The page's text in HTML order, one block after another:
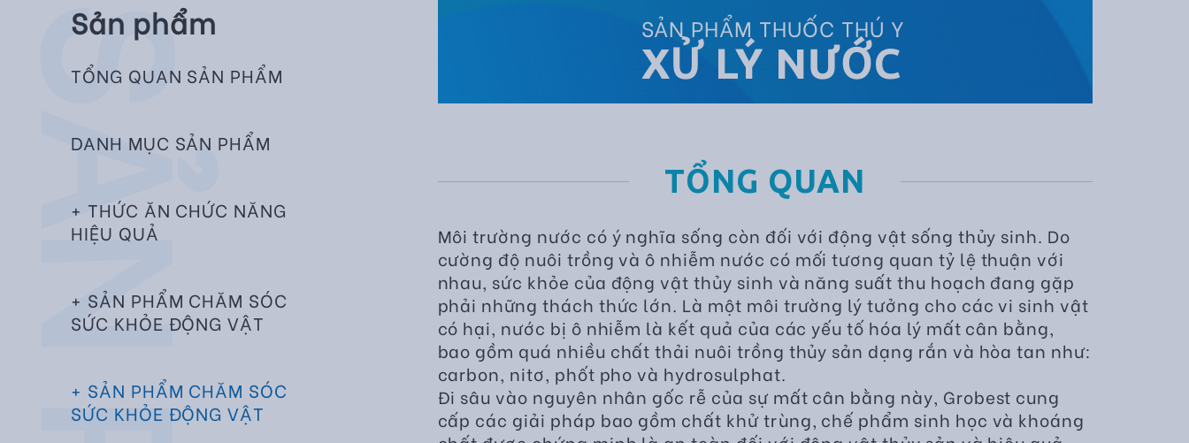
Sản phẩm
TỔNG QUAN SẢN PHẨM
DANH MỤC SẢN PHẨM
+ THỨC ĂN CHỨC NĂNG
HIỆU QUẢ
+ SẢN PHẨM CHĂM SÓC
SỨC KHỎE ĐỘNG VẬT
+ SẢN PHẨM CHĂM SÓC
SỨC KHỎE ĐỘNG VẬT
SẢN PHẨM THUỐC THÚ Y
XỬ LÝ NƯỚC
TỔNG QUAN
Môi trường nước có ý nghĩa sống còn đối với động vật sống thủy sinh. Do
cường độ nuôi trồng và ô nhiễm nước có mối tương quan tỷ lệ thuận với
nhau, sức khỏe của động vật thủy sinh và năng suất thu hoạch đang gặp
phải những thách thức lớn. Là một môi trường lý tưởng cho các vi sinh vật
có hại, nước bị ô nhiễm là kết quả của các yếu tố hóa lý mất cân bằng,
bao gồm quá nhiều chất thải nuôi trồng thủy sản dạng rắn và hòa tan như:
carbon, nitơ, phốt pho và hydrosulphat.
Đi sâu vào nguyên nhân gốc rễ của sự mất cân bằng này, Grobest cung
cấp các giải pháp bao gồm chất khử trùng, chế phẩm sinh học và khoáng